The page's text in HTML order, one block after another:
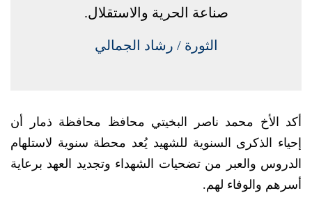
صناعة الحرية والاستقلال.
الثورة / رشاد الجمالي
أكد الأخ محمد ناصر البخيتي محافظ محافظة ذمار أن
إحياء الذكرى السنوية للشهيد يُعد محطة سنوية لاستلهام
الدروس والعبر من تضحيات الشهداء وتجديد العهد برعاية
أسرهم والوفاء لهم.